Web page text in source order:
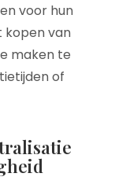
voor hun
kopen van
maken te
of